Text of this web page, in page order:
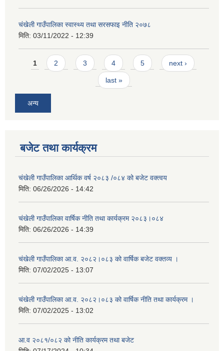
चंखेली गाउँपालिका स्वास्थ्य तथा सरसफाइ नीति २०७८
मिति: 03/11/2022 - 12:39
Pages
1 2 3 4 5 next ›
last »
अन्य
बजेट तथा कार्यक्रम
चंखेली गाउँपालिका आर्थिक वर्ष २०८३ /०८४ को बजेट वक्त्वय
मिति: 06/26/2026 - 14:42
चंखेली गाउँपालिका वार्षिक नीति तथा कार्यक्रम २०८३।०८४
मिति: 06/26/2026 - 14:39
चंखेली गाउँपालिका आ.व. २०८२।०८३ को वार्षिक बजेट वक्तव्य ।
मिति: 07/02/2025 - 13:07
चंखेली गाउँपालिका आ.व. २०८२।०८३ को वार्षिक नीति तथा कार्यक्रम ।
मिति: 07/02/2025 - 13:02
आ.व २०८१/०८२ को नीति कार्यक्रम तथा बजेट